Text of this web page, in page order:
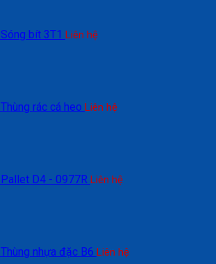
Sóng bít 3T1 Liên hệ
Thùng rác cá heo Liên hệ
Pallet D4 - 0977R Liên hệ
Thùng nhựa đặc B6 Liên hệ